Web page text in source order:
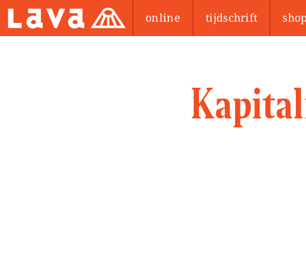
online tijdschrift shop